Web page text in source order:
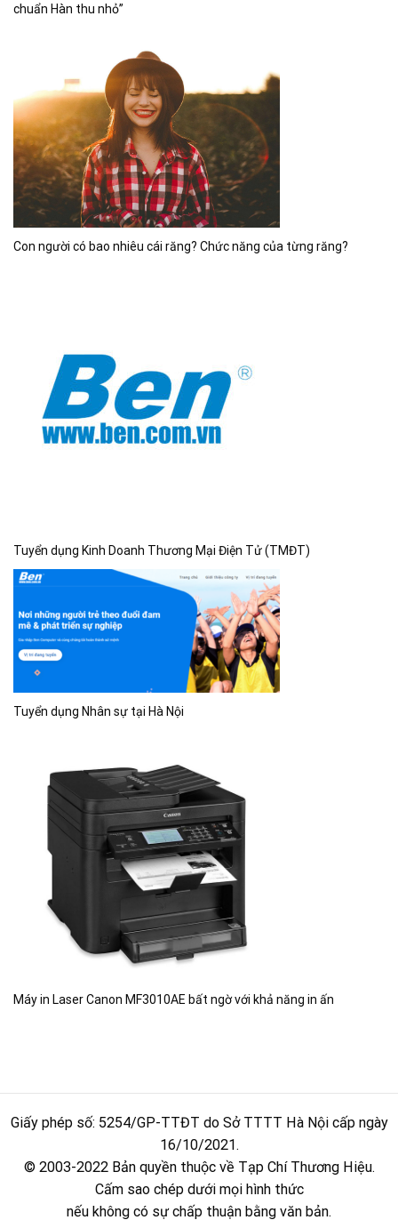
chuẩn Hàn thu nhỏ”
Con người có bao nhiêu cái răng? Chức năng của từng răng?
Tuyển dụng Kinh Doanh Thương Mại Điện Tử (TMĐT)
Tuyển dụng Nhân sự tại Hà Nội
Máy in Laser Canon MF3010AE bất ngờ với khả năng in ấn
Giấy phép số: 5254/GP-TTĐT do Sở TTTT Hà Nội cấp ngày
16/10/2021.
© 2003-2022 Bản quyền thuộc về Tạp Chí Thương Hiệu.
Cấm sao chép dưới mọi hình thức
nếu không có sự chấp thuận bằng văn bản.